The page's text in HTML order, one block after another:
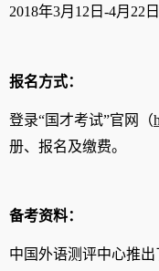
2018年3月 12 日 -4月 22 日
报名方式：
登录“国才考试”官网 （
册、报名及缴费。
备考资料：
中国外语测评中心推